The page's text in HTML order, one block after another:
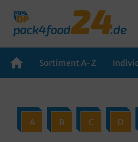
Sortiment A-Z
A B C D